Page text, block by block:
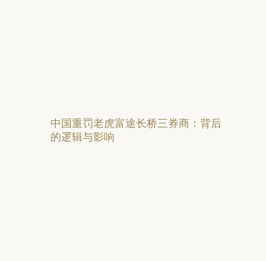
中国重罚老虎富途长桥三券商：背后
的逻辑与影响